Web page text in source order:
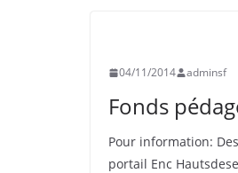
04/11/2014 adminsf
Fonds
Pour information:
portail Enc